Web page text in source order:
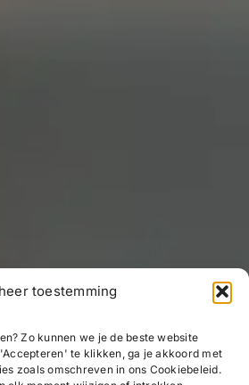
toestemming
Zo kunnen we je de beste website
te klikken, ga je akkoord met
zoals omschreven in ons Cookiebeleid.